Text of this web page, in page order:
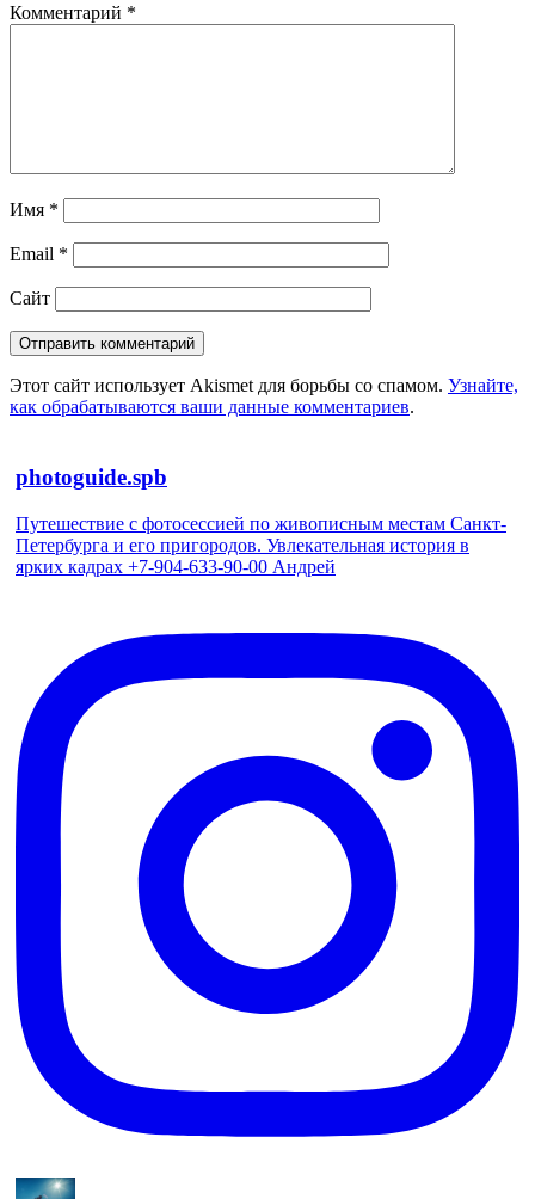
Комментарий *
Имя *
Email *
Сайт
Этот сайт использует Akismet для борьбы со спамом. Узнайте,
как обрабатываются ваши данные комментариев.
photoguide.spb
Путешествие с фотосессией по живописным местам Санкт-
Петербурга и его пригородов. Увлекательная история в
ярких кадрах +7-904-633-90-00 Андрей